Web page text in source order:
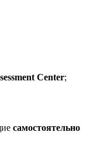
Center;
самостоятельно